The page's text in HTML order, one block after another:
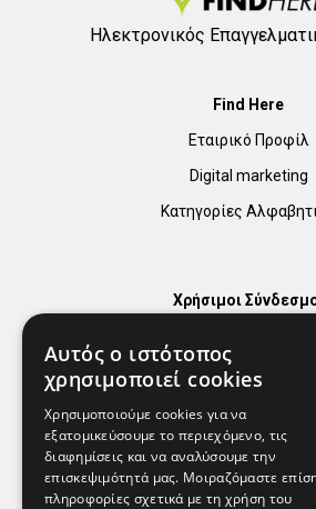
Ηλεκτρονικός
Find Here
Εταιρικό Προφίλ
Digital marketing
Κατηγορίες
Χρήσιμοι
Χρήσιμα Τηλέφωνα
Εφημερεύοντα
Απόρρητο
Αυτός ο ιστότοπος
χρησιμοποιεί cookies
Χρησιμοποιούμε cookies για να
εξατομικεύσουμε το περιεχόμενο, τις
διαφημίσεις και να αναλύσουμε την
επισκεψιμότητά μας. Μοιραζόμαστε
πληροφορίες σχετικά με τη χρήση του